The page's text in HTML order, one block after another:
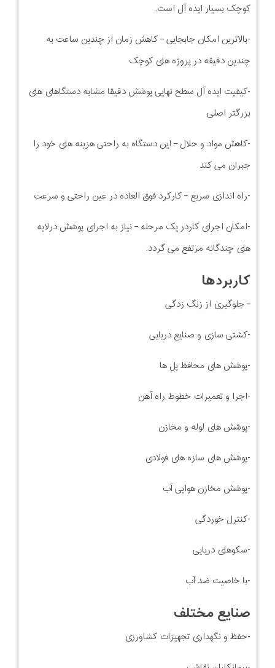
کوچک بسیار ایده آل است.
-بالاترین امکان جابجایی – کاهش زمان از چندین ساعت به
چندین دقیقه در پروژه های کوچک
-کیفیت ایده آل سطح نهایی پوشش دقیقا مشابه دستگاهای های
بزرگتر اصلی
-کاهش مواد و حلال – این دستگاه به راحتی هزینه های خود را
جبران می کند
-راه اندازی سریع – کارکرد فوق العاده در عین راحتی و سرعت
-امکان اجرای کاردر یک مرحله – نیاز به اجرای پوشش درلایه
های چندگانه مرتفع می گردد.
کاربردها
– جلوگیری از زنگ زدگی
-کشتی سازی و صنایع دریایی
-پوشش های محافظ پل ها
-اجرا و تعمیرات خطوط راه آهن
-پوشش های لوله و مخازن
-پوشش های سازه های فولادی
-پوشش مخازن هوایی آب
-کنترل خوردگی
-سکوهای دریایی
-با خاصیت ضد آب
صنایع مختلف
-حفظ و نگهداری تجهیزات کشاورزی